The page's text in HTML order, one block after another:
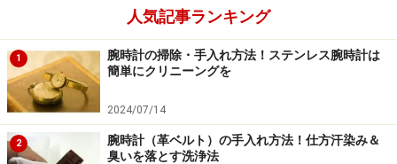
人気記事ランキング
1
腕時計の掃除・手入れ方法！ステンレス腕時計は
簡単にクリニーングを
2024/07/14
2
腕時計（革ベルト）の手入れ方法！仕方汗染み＆
臭いを落とす洗浄法